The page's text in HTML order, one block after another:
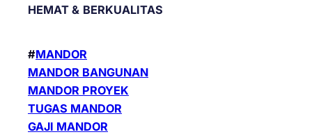
HEMAT & BERKUALITAS
#MANDOR
MANDOR BANGUNAN
MANDOR PROYEK
TUGAS MANDOR
GAJI MANDOR